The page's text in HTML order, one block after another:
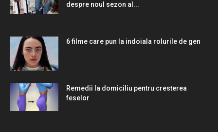
despre noul sezon al...
6 filme care pun la indoiala rolurile de gen
Remedii la domiciliu pentru cresterea
feselor